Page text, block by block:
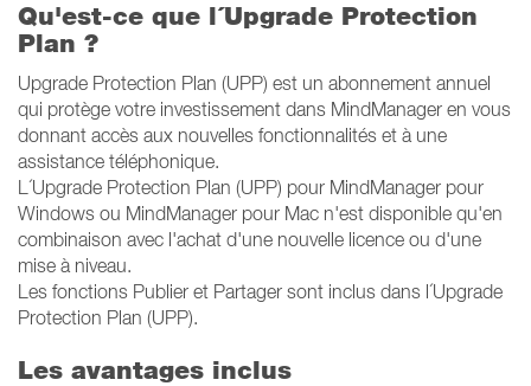
Qu'est-ce que l´Upgrade Protection
Plan ?
Upgrade Protection Plan (UPP) est un abonnement annuel
qui protège votre investissement dans MindManager en vous
donnant accès aux nouvelles fonctionnalités et à une
assistance téléphonique.
L´Upgrade Protection Plan (UPP) pour MindManager pour
Windows ou MindManager pour Mac n'est disponible qu'en
combinaison avec l'achat d'une nouvelle licence ou d'une
mise à niveau.
Les fonctions Publier et Partager sont inclus dans l´Upgrade
Protection Plan (UPP).
Les avantages inclus